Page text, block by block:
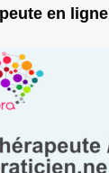
en ligne